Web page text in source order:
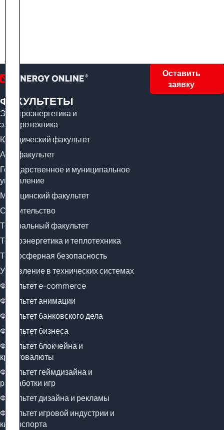
Оставить
заявку
ФАКУЛЬТЕТЫ
Электроэнергетика и
электротехника
Юридический факультет
Арт-факультет
Государственное и муниципальное
управление
Медицинский факультет
Строительство
Театральный факультет
Теплоэнергетика и теплотехника
Техносферная безопасность
Управление в технических системах
Факультет e-commerce
Факультет анимации
Факультет банковского дела
Факультет бизнеса
Факультет блокчейна и
криптовалюты
Факультет геймдизайна и
разработки игр
Факультет дизайна и рекламы
Факультет игровой индустрии и
киберспорта